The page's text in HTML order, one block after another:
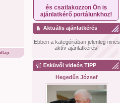
és csatlakozzon Ön is
ajánlatkérő portálunkhoz!
Aktuális ajánlatkérés
Ebben a kategóriában jelenleg nincs
aktív ajánlatkérés!
Esküvői videós TIPP
Hegedűs József